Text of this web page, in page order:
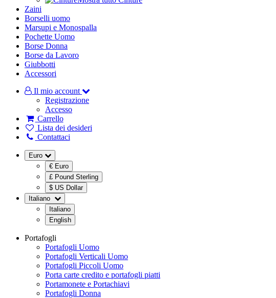
Zaini
Borselli uomo
Marsupi e Monospalla
Pochette Uomo
Borse Donna
Borse da Lavoro
Giubbotti
Accessori
Il mio account
Registrazione
Accesso
Carrello
Lista dei desideri
Contattaci
Euro
€ Euro
£ Pound Sterling
$ US Dollar
Italiano
Italiano
English
Portafogli
Portafogli Uomo
Portafogli Verticali Uomo
Portafogli Piccoli Uomo
Porta carte credito e portafogli piatti
Portamonete e Portachiavi
Portafogli Donna